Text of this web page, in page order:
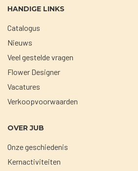
HANDIGE LINKS
Catalogus
Nieuws
Veel gestelde vragen
Flower Designer
Vacatures
Verkoopvoorwaarden
OVER JUB
Onze geschiedenis
Kernactiviteiten